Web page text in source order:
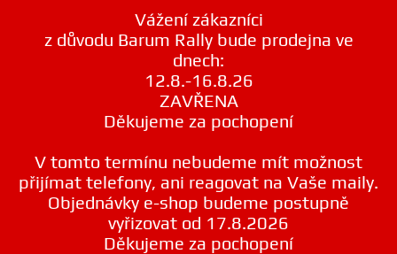
Vážení zákazníci
z důvodu Barum Rally bude prodejna ve
dnech:
12.8.-16.8.26
ZAVŘENA
Děkujeme za pochopení
V tomto termínu nebudeme mít možnost
přijímat telefony, ani reagovat na Vaše maily.
Objednávky e-shop budeme postupně
vyřizovat od 17.8.2026
Děkujeme za pochopení